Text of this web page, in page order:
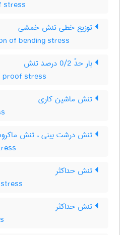
stress
توزیع خطی تنش خمشی
of bending stress
بار حدّ 0/2 درصد تنش
proof stress
تنش ماشین کاری
تنش درشت بینی ، تنش
تنش حداکثر
تنش حداکثر